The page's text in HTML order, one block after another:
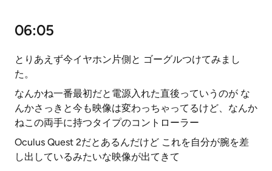
06:05
とりあえず今イヤホン片側と ゴーグルつけてみまし
た。
なんかね一番最初だと電源入れた直後っていうのが な
んかさっきと今も映像は変わっちゃってるけど、なんか
ねこの両手に持つタイプのコントローラー
Oculus Quest 2だとあるんだけど これを自分が腕を差
し出しているみたいな映像が出てきて